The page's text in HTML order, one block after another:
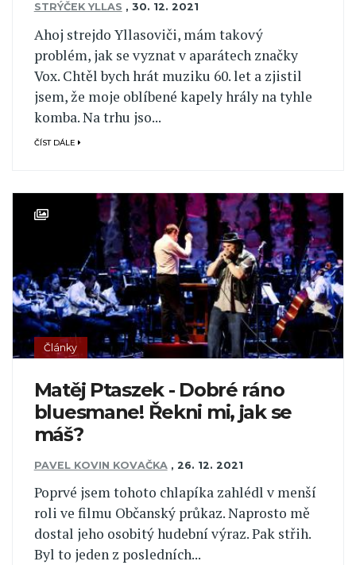
STRÝČEK YLLAS , 30. 12. 2021
Ahoj strejdo Yllasoviči, mám takový
problém, jak se vyznat v aparátech značky
Vox. Chtěl bych hrát muziku 60. let a zjistil
jsem, že moje oblíbené kapely hrály na tyhle
komba. Na trhu jso...
ČÍST DÁLE
Články
Matěj Ptaszek - Dobré ráno
bluesmane! Řekni mi, jak se
máš?
PAVEL KOVIN KOVAČKA , 26. 12. 2021
Poprvé jsem tohoto chlapíka zahlédl v menší
roli ve filmu Občanský průkaz. Naprosto mě
dostal jeho osobitý hudební výraz. Pak střih.
Byl to jeden z posledních...